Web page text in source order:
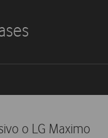
o LG Maximo